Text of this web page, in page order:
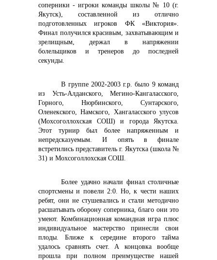
соперники - игроки команды школы № 10 (г.
Якутск), составленной из отлично
подготовленных игроков ФК «Виктория».
Финал получился красивым, захватывающим и
зрелищным, держал в напряжении
болельщиков и тренеров до последней
секунды.
В группе 2002-2003 г.р. было 9 команд
из Усть-Алданского, Мегино-Кангаласского,
Горного, Нюрбинского, Сунтарского,
Оленекского, Намского, Хангаласского улусов
(Мохсоголлохская СОШ) и города Якутска.
Этот турнир был более напряженным и
непредсказуемым. И опять в финале
встретились представитель г. Якутска (школа №
31) и Мохсоголлохская СОШ.
Более удачно начали финал столичные
спортсмены и повели 2:0. Но, к чести наших
ребят, они не стушевались и стали методично
расшатывать оборону соперника, благо они это
умеют. Комбинационная командная игра плюс
индивидуальное мастерство принесли свои
плоды. Ближе к середине второго тайма
удалось сравнять счет. А концовка вообще
прошла при полном преимуществе нашей